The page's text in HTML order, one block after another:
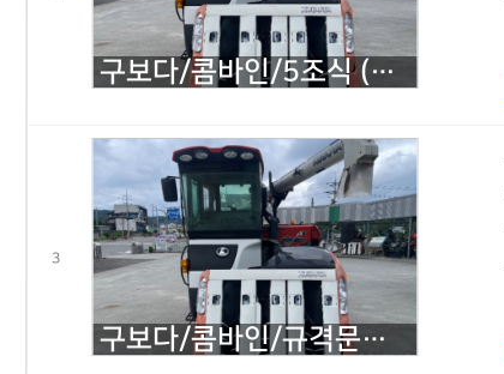
구보다/콤바인/5조식 (산물형)/ER575KC/2019년식
3
구보다/콤바인/규격문의/ER575KQ/2019년식